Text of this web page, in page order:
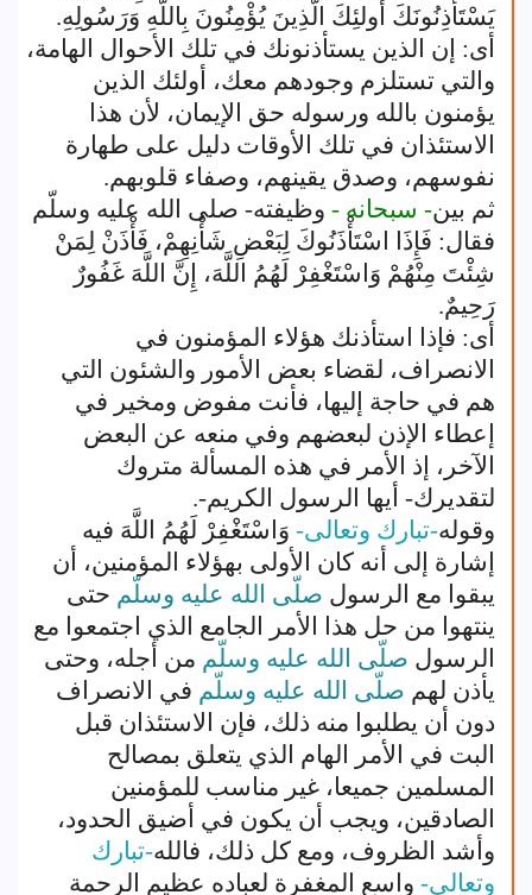
يَسْتَأْذِنُونَكَ أُولئِكَ الَّذِينَ يُؤْمِنُونَ بِاللَّهِ وَرَسُولِهِ.
أى: إن الذين يستأذنونك في تلك الأحوال الهامة،
والتي تستلزم وجودهم معك، أولئك الذين
يؤمنون بالله ورسوله حق الإيمان، لأن هذا
الاستئذان في تلك الأوقات دليل على طهارة
نفوسهم، وصدق يقينهم، وصفاء قلوبهم.
ثم بين- سبحانه - وظيفته- صلى الله عليه وسلّم
فقال: فَإِذَا اسْتَأْذَنُوكَ لِبَعْضِ شَأْنِهِمْ، فَأْذَنْ لِمَنْ
شِئْتَ مِنْهُمْ وَاسْتَغْفِرْ لَهُمُ اللَّهَ، إِنَّ اللَّهَ غَفُورٌ
رَحِيمٌ.
أى: فإذا استأذنك هؤلاء المؤمنون في
الانصراف، لقضاء بعض الأمور والشئون التي
هم في حاجة إليها، فأنت مفوض ومخير في
إعطاء الإذن لبعضهم وفي منعه عن البعض
الآخر، إذ الأمر في هذه المسألة متروك
لتقديرك- أيها الرسول الكريم-.
وقوله-تبارك وتعالى- وَاسْتَغْفِرْ لَهُمُ اللَّهَ فيه
إشارة إلى أنه كان الأولى بهؤلاء المؤمنين، أن
يبقوا مع الرسول صلّى الله عليه وسلّم حتى
ينتهوا من حل هذا الأمر الجامع الذي اجتمعوا مع
الرسول صلّى الله عليه وسلّم من أجله، وحتى
يأذن لهم صلّى الله عليه وسلّم في الانصراف
دون أن يطلبوا منه ذلك، فإن الاستئذان قبل
البت في الأمر الهام الذي يتعلق بمصالح
المسلمين جميعا، غير مناسب للمؤمنين
الصادقين، ويجب أن يكون في أضيق الحدود،
وأشد الظروف، ومع كل ذلك، فالله-تبارك
وتعالى- واسع المغفرة لعباده عظيم الرحمة